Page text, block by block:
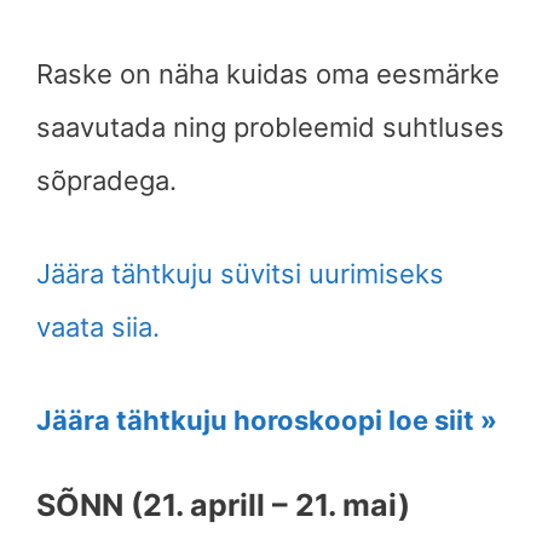
Raske on näha kuidas oma eesmärke
saavutada ning probleemid suhtluses
sõpradega.
Jäära tähtkuju süvitsi uurimiseks
vaata siia.
Jäära tähtkuju horoskoopi loe siit »
SÕNN (21. aprill – 21. mai)